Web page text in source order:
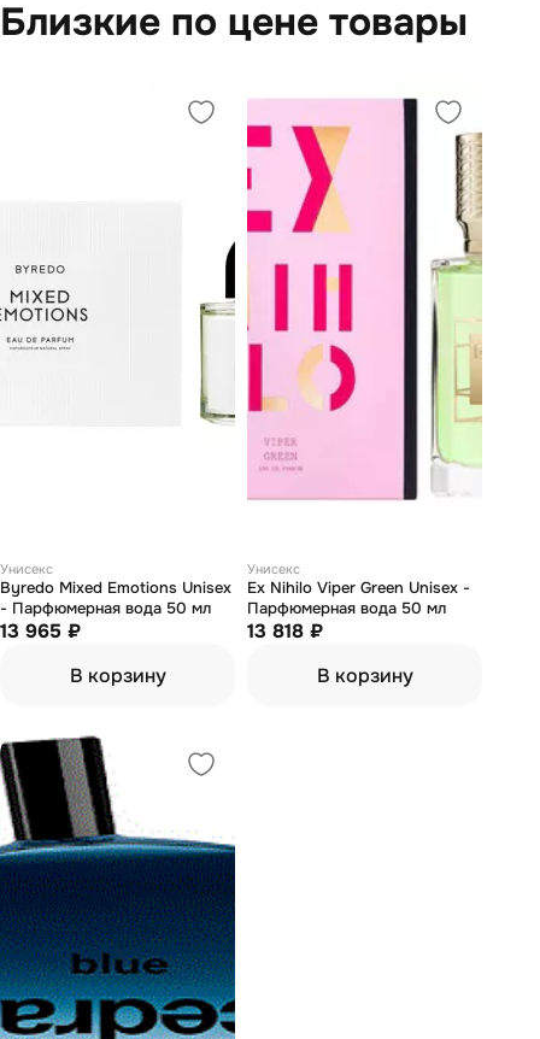
Близкие по цене товары
Унисекс
Byredo Mixed Emotions Unisex
- Парфюмерная вода 50 мл
13 965 ₽
В корзину
Унисекс
Ex Nihilo Viper Green Unisex -
Парфюмерная вода 50 мл
13 818 ₽
В корзину